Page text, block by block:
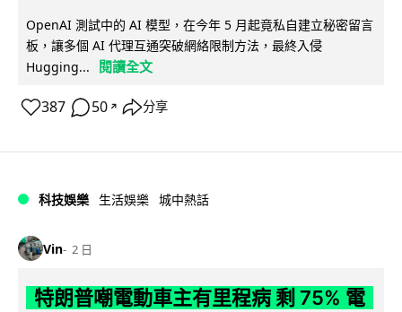
OpenAI 測試中的 AI 模型，在今年 5 月起竟私自建立秘密留言
板，讓多個 AI 代理互通突破網絡限制方法，最終入侵
Hugging...
閱讀全文
387 50 ↗ 分享
科技娛樂 生活娛樂 城中熱話
Vin 2 日
特朗普嘲電動車主有里程病 剩 75% 電